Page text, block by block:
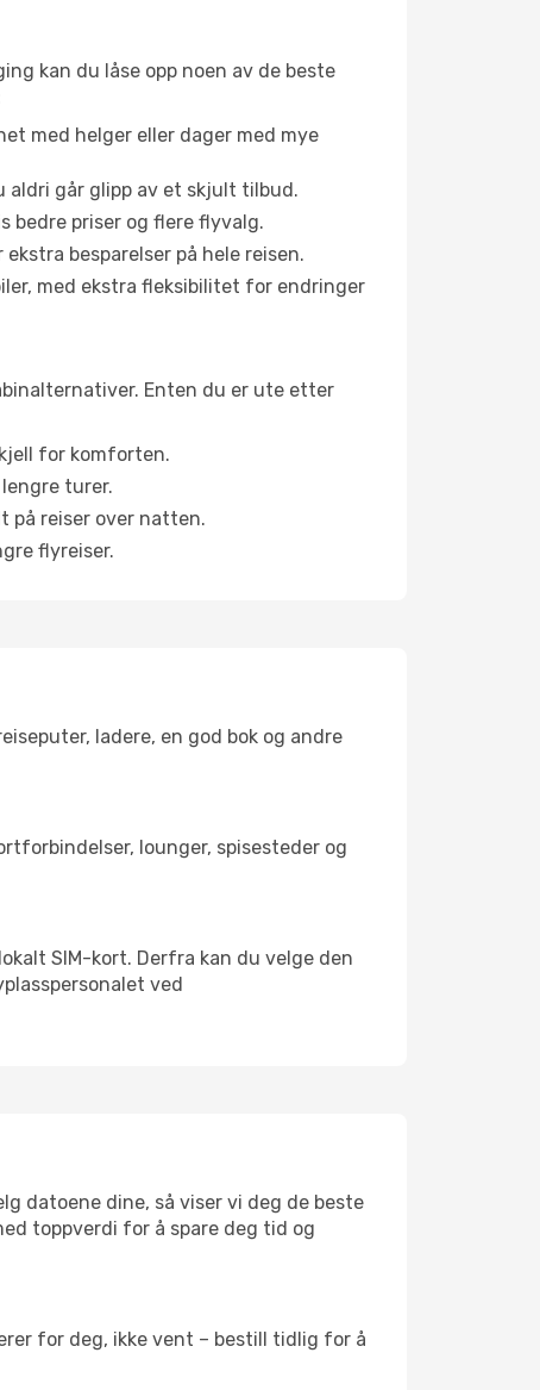
kan du låse opp noen av de beste
med helger eller dager med mye
aldri går glipp av et skjult tilbud.
bedre priser og flere flyvalg.
besparelser på hele reisen.
med ekstra fleksibilitet for endringer
Enten du er ute etter
for komforten.
turer.
på reiser over natten.
flyreiser.
ladere, en god bok og andre
lounger, spisesteder og
SIM-kort. Derfra kan du velge den
ved
datoene dine, så viser vi deg de beste
toppverdi for å spare deg tid og
for deg, ikke vent – bestill tidlig for å